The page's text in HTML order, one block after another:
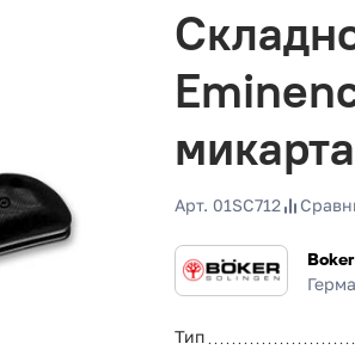
Арт. 01SC712
Boker
Тип